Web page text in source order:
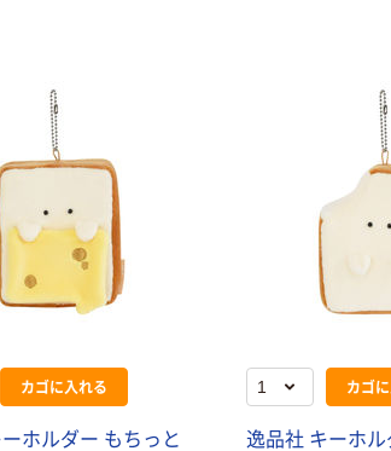
カゴに入れる
ホルダー もちっと
カゴ
逸品社 キーホル
イレットペー
ー ダブル60
6ロール
サイクル100
あり FSC認
446~ （税込）
マスク
￥458~
ォーター 500ml
キャップシール
付き／2Lラベル
レス 10本
￥1,037~
G バルクタイプ
指定医薬部外品
￥140~ （税込）